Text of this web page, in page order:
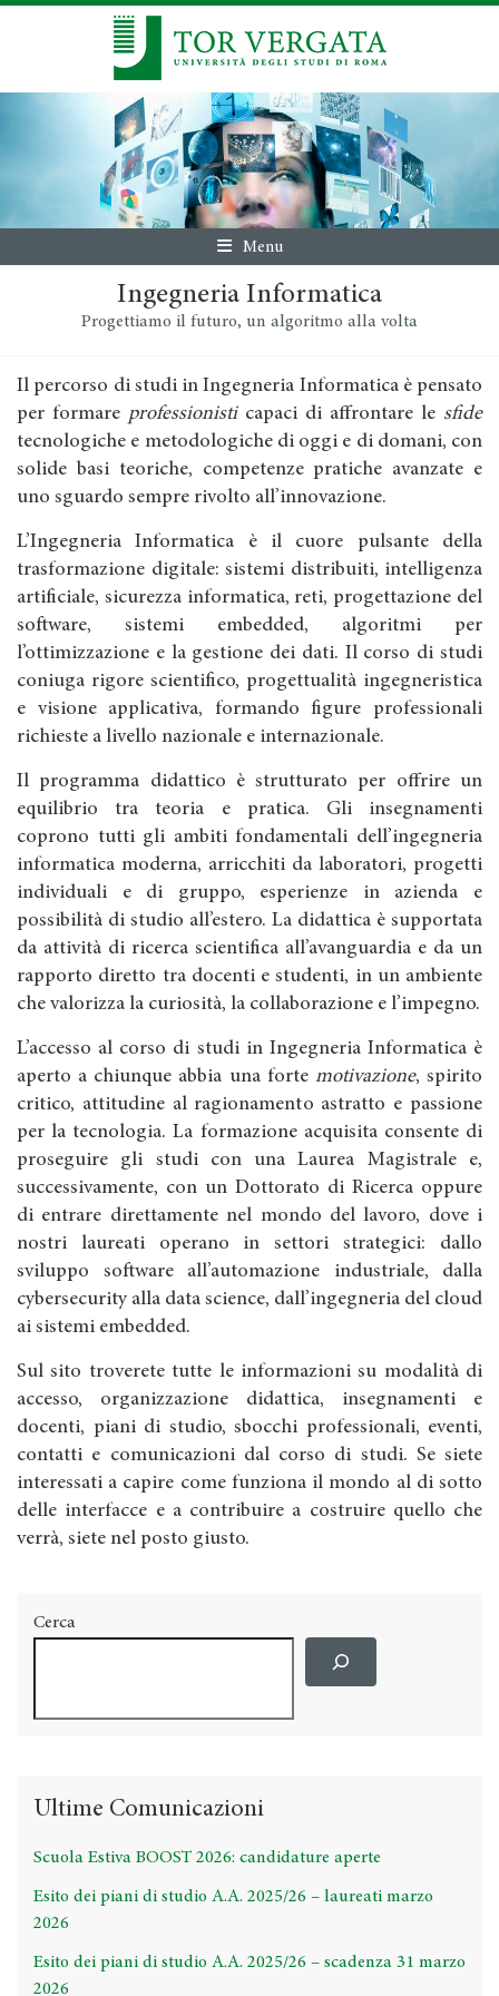
Menu
Ingegneria Informatica
Progettiamo il futuro, un algoritmo alla volta
Il percorso di studi in Ingegneria Informatica è pensato
per formare professionisticapaci di affrontare le sfide
tecnologiche e metodologiche di oggi e di domani, con
solide basi teoriche, competenze pratiche avanzate e
uno sguardo sempre rivolto all’innovazione.
L’Ingegneria Informatica è il cuore pulsante della
trasformazione digitale: sistemi distribuiti, intelligenza
artificiale, sicurezza informatica, reti, progettazione del
software, sistemi embedded, algoritmi per
l’ottimizzazione e la gestione dei dati. Il corso di studi
coniuga rigore scientifico, progettualità ingegneristica
e visione applicativa, formando figure professionali
richieste a livello nazionale e internazionale.
Il programma didattico è strutturato per offrire un
equilibrio tra teoria e pratica. Gli insegnamenti
coprono tutti gli ambiti fondamentali dell’ingegneria
informatica moderna, arricchiti da laboratori, progetti
individuali e di gruppo, esperienze in azienda e
possibilità di studio all’estero. La didattica è supportata
da attività di ricerca scientifica all’avanguardia e da un
rapporto diretto tra docenti e studenti, in un ambiente
che valorizza la curiosità, la collaborazione e l’impegno.
L’accesso al corso di studi in Ingegneria Informatica è
aperto a chiunque abbia una forte motivazione, spirito
critico, attitudine al ragionamento astratto e passione
per la tecnologia. La formazione acquisita consente di
proseguire gli studi con una Laurea Magistrale e,
successivamente, con un Dottorato di Ricerca oppure
di entrare direttamente nel mondo del lavoro, dove i
nostri laureati operano in settori strategici: dallo
sviluppo software all’automazione industriale, dalla
cybersecurity alla data science, dall’ingegneria del cloud
ai sistemi embedded.
Sul sito troverete tutte le informazioni su modalità di
accesso, organizzazione didattica, insegnamenti e
docenti, piani di studio, sbocchi professionali, eventi,
contatti e comunicazioni dal corso di studi. Se siete
interessati a capire come funziona il mondo al di sotto
delle interfacce e a contribuire a costruire quello che
verrà, siete nel posto giusto.
Cerca
Ultime Comunicazioni
Scuola Estiva BOOST 2026: candidature aperte
Esito dei piani di studio A.A. 2025/26 – laureati marzo
2026
Esito dei piani di studio A.A. 2025/26 – scadenza 31 marzo
2026